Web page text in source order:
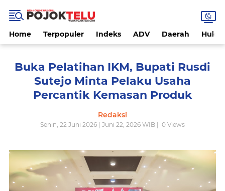
Home Terpopuler Indeks ADV Daerah
Buka Pelatihan IKM, Bupati Rusdi
Sutejo Minta Pelaku Usaha
Percantik Kemasan Produk
Redaksi
Senin, 22 Juni 2026 | Juni 22, 2026 WIB | 0 Views